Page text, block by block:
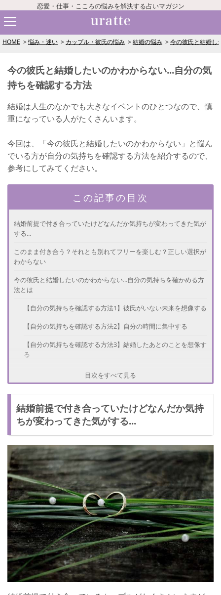
恋愛・仕事・こころの悩みを解決する占いマガジン
HOME 悩み・迷い カップル・彼氏の悩み 結婚の悩み 今の彼氏と結婚し
今の彼氏と結婚したいのかわからない...自分の気
持ちを確認する方法
結婚は人生のなかでも大きなイベントのひとつなので、慎
重になっている人がたくさんいます。
今回は、「今の彼氏と結婚したいのかわからない」と悩ん
でいる方が自分の気持ちを確認する方法を紹介するので、
参考にしてみてください。
この記事の目次
結婚前提で付き合っていたけどなんだか気持ちが変わってきた気が
する...
このまま付き合う？それとも別れてフリーを楽しむ？正しい選択が
わからない
今の彼氏と結婚したいのかわからない...自分の気持ちを確かめる方
法とは
【自分の気持ちを確認する方法1】彼氏がいない未来を想像する
【自分の気持ちを確認する方法2】自分の時間に集中する
【自分の気持ちを確認する方法3】結婚したあとのことを想像す
る
【自分の気持ちを確認する方法4】彼氏と距離をおいてみる
別れを考えているなら読んで！結婚していうまくいくカップルの特
【うまくいくカップルの特徴1】おたがいを尊重するカップル
【うまくいくカップルの特徴2】将来をしっかり考えているカッ
プル
目次をすべて見る
結婚前提で付き合っていたけどなんだか気持
ちが変わってきた気がする...